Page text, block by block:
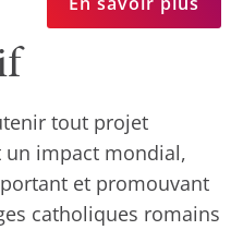
tout projet
un impact mondial,
et promouvant
catholiques romains